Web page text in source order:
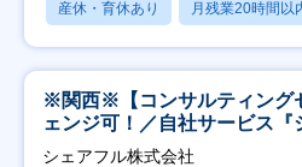
産休・育休あり 月残業20時間以
※関西※【コンサルティング
ェンジ可！／自社サービス『
シェアフル株式会社